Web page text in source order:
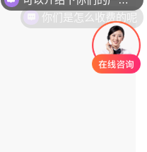
你们是怎么收费的呢